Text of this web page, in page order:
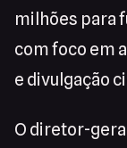
milhões para
com foco em
e divulgação
O diretor-